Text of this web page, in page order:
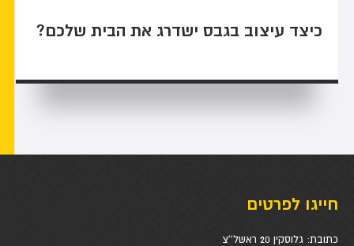
כיצד עיצוב בגבס ישדרג את הבית שלכם?
חייגו לפרטים
כתובת: גלוסקין 20 ראשל''צ